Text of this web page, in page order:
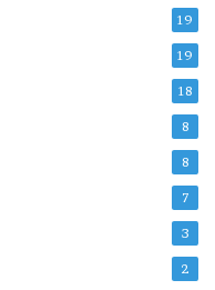
19
19
18
8
8
7
3
2